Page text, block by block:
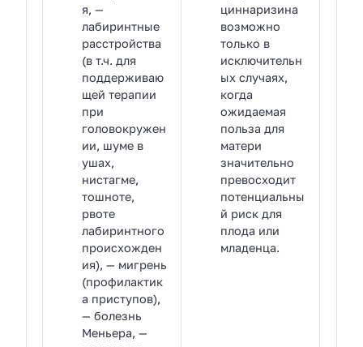
я, —
лабиринтные
расстройства
(в т.ч. для
поддерживаю
щей терапии
при
головокружен
ии, шуме в
ушах,
нистагме,
тошноте,
рвоте
лабиринтного
происхожден
ия), — мигрень
(профилактик
а приступов),
— болезнь
Меньера, —
циннаризина
возможно
только в
исключительн
ых случаях,
когда
ожидаемая
польза для
матери
значительно
превосходит
потенциальны
й риск для
плода или
младенца.